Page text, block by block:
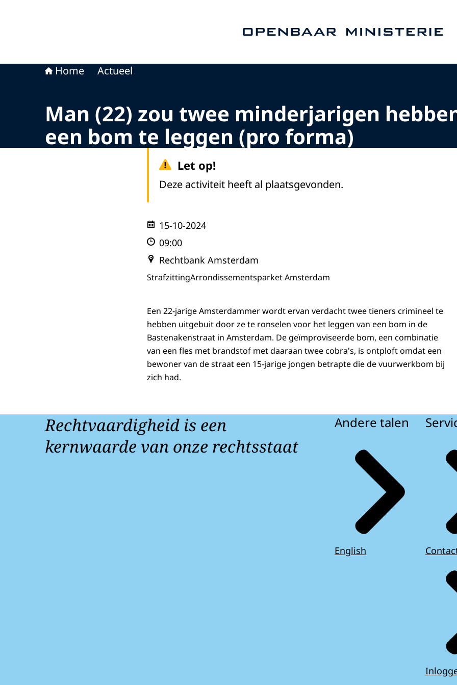
Home Actueel
Man (22) zou twee minderjarigen
een bom te leggen (pro forma)
Let op!
Deze activiteit heeft al plaatsgevonden.
15-10-2024
09:00
Rechtbank Amsterdam
StrafzittingArrondissementsparket Amsterdam
Een 22-jarige Amsterdammer wordt ervan verdacht twee tieners crimineel te
hebben uitgebuit door ze te ronselen voor het leggen van een bom in de
Bastenakenstraat in Amsterdam. De geïmproviseerde bom, een combinatie
van een fles met brandstof met daaraan twee cobra's, is ontploft omdat een
bewoner van de straat een 15-jarige jongen betrapte die de vuurwerkbom bij
zich had.
Rechtvaardigheid is een
kernwaarde van onze rechtsstaat
Andere talen
English